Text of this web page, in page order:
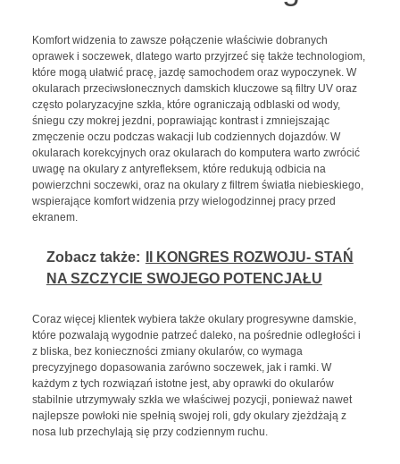
Komfort widzenia to zawsze połączenie właściwie dobranych
oprawek i soczewek, dlatego warto przyjrzeć się także technologiom,
które mogą ułatwić pracę, jazdę samochodem oraz wypoczynek. W
okularach przeciwsłonecznych damskich kluczowe są filtry UV oraz
często polaryzacyjne szkła, które ograniczają odblaski od wody,
śniegu czy mokrej jezdni, poprawiając kontrast i zmniejszając
zmęczenie oczu podczas wakacji lub codziennych dojazdów. W
okularach korekcyjnych oraz okularach do komputera warto zwrócić
uwagę na okulary z antyrefleksem, które redukują odbicia na
powierzchni soczewki, oraz na okulary z filtrem światła niebieskiego,
wspierające komfort widzenia przy wielogodzinnej pracy przed
ekranem.
Zobacz także:
II KONGRES ROZWOJU- STAŃ
NA SZCZYCIE SWOJEGO POTENCJAŁU
Coraz więcej klientek wybiera także okulary progresywne damskie,
które pozwalają wygodnie patrzeć daleko, na pośrednie odległości i
z bliska, bez konieczności zmiany okularów, co wymaga
precyzyjnego dopasowania zarówno soczewek, jak i ramki. W
każdym z tych rozwiązań istotne jest, aby oprawki do okularów
stabilnie utrzymywały szkła we właściwej pozycji, ponieważ nawet
najlepsze powłoki nie spełnią swojej roli, gdy okulary zjeżdżają z
nosa lub przechylają się przy codziennym ruchu.